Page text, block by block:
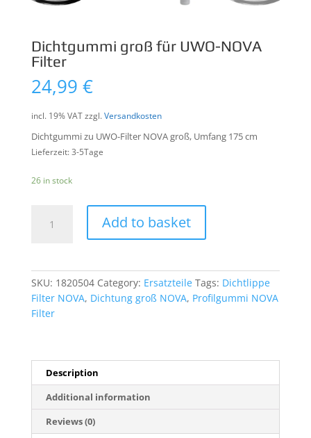
Dichtgummi groß für UWO-NOVA
Filter
24,99 €
incl. 19% VAT zzgl.Versandkosten
Dichtgummi zu UWO-Filter NOVA groß, Umfang 175 cm
Lieferzeit: 3-5Tage
26 in stock
NOVA
Filter
quantity
Add to basket
SKU: 1820504 Category: Ersatzteile Tags: Dichtlippe
Filter NOVA, Dichtung groß NOVA, Profilgummi NOVA
Filter
Description
Additional information
Reviews (0)